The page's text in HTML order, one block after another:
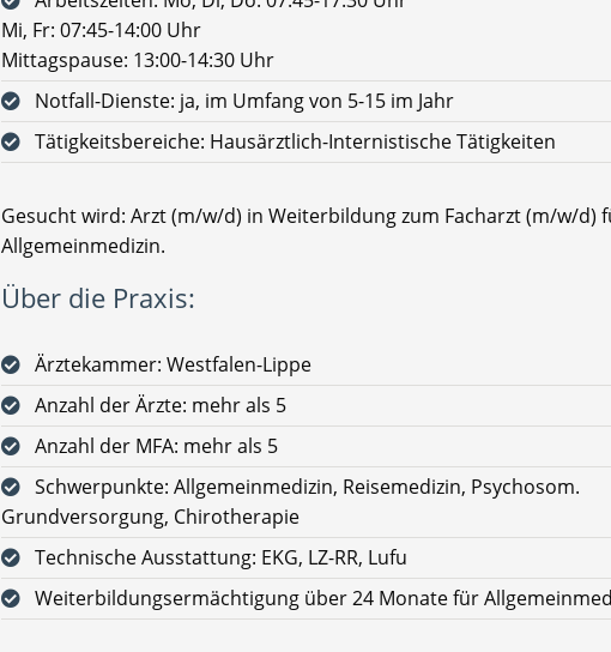
Mi, Fr: 07:45-14:00 Uhr
Mittagspause: 13:00-14:30 Uhr
Notfall-Dienste: ja, im Umfang von 5-15 im Jahr
Tätigkeitsbereiche: Hausärztlich-Internistische Tätigkeiten
Gesucht wird: Arzt (m/w/d) in Weiterbildung zum Facharzt (m/w/d)
Allgemeinmedizin.
Über die Praxis:
Ärztekammer: Westfalen-Lippe
Anzahl der Ärzte: mehr als 5
Anzahl der MFA: mehr als 5
Schwerpunkte: Allgemeinmedizin, Reisemedizin, Psychosom.
Grundversorgung, Chirotherapie
Technische Ausstattung: EKG, LZ-RR, Lufu
Weiterbildungsermächtigung über 24 Monate für